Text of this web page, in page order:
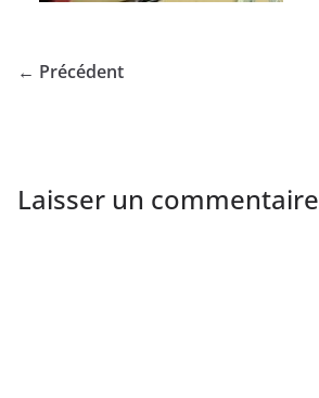
← Précédent
Laisser un commentaire